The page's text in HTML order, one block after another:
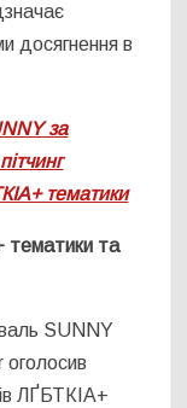
досягнення в
за
тематики
тематики та
SUNNY
ЛҐБТКІА+